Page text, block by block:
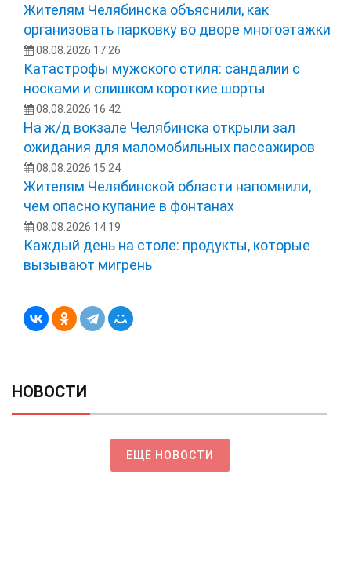
Жителям Челябинска объяснили, как
организовать парковку во дворе многоэтажки
08.08.2026 17:26
Катастрофы мужского стиля: сандалии с
носками и слишком короткие шорты
08.08.2026 16:42
На ж/д вокзале Челябинска открыли зал
ожидания для маломобильных пассажиров
08.08.2026 15:24
Жителям Челябинской области напомнили,
чем опасно купание в фонтанах
08.08.2026 14:19
Каждый день на столе: продукты, которые
вызывают мигрень
НОВОСТИ
ЕЩЕ НОВОСТИ